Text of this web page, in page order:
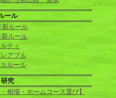
ール
ルール
ルール
ティ
アブル
ルール
研究
相場・ホームコース選び】